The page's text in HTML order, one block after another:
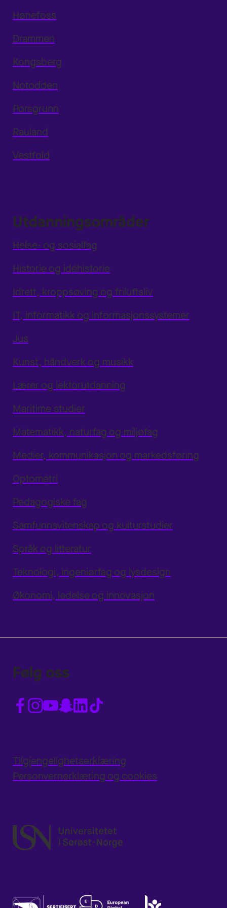
Hønefoss
Drammen
Kongsberg
Notodden
Porsgrunn
Rauland
Vestfold
Utdanningsområder
Helse- og sosialfag
Historie og idéhistorie
Idrett, kroppsøving og friluftsliv
IT, informatikk og informasjonssystemer
Jus
Kunst, håndverk og musikk
Lærer og lektorutdanning
Maritime studier
Matematikk, naturfag og miljøfag
Medier, kommunikasjon og markedsføring
Optometri
Pedagogiske fag
Samfunnsvitenskap og kulturstudier
Språk og litteratur
Teknologi, ingeniørfag og lysdesign
Økonomi, ledelse og innovasjon
Følg oss
Tilgjengelighetserklæring
Personvernerklæring og cookies